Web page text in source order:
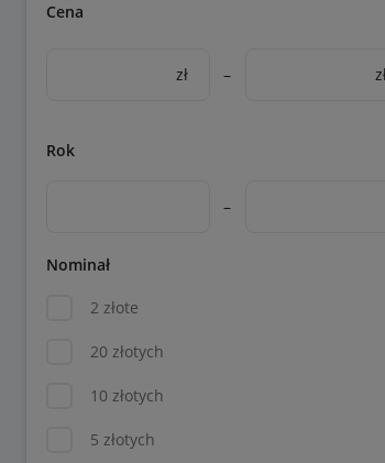
Cena
zł –
Rok
–
Nominał
2 złote
20 złotych
10 złotych
5 złotych